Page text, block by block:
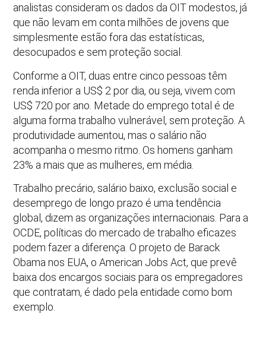
analistas consideram os dados da OIT modestos, já
que não levam em conta milhões de jovens que
simplesmente estão fora das estatísticas,
desocupados e sem proteção social.
Conforme a OIT, duas entre cinco pessoas têm
renda inferior a US$ 2 por dia, ou seja, vivem com
US$ 720 por ano. Metade do emprego total é de
alguma forma trabalho vulnerável, sem proteção. A
produtividade aumentou, mas o salário não
acompanha o mesmo ritmo. Os homens ganham
23% a mais que as mulheres, em média.
Trabalho precário, salário baixo, exclusão social e
desemprego de longo prazo é uma tendência
global, dizem as organizações internacionais. Para a
OCDE, políticas do mercado de trabalho eficazes
podem fazer a diferença. O projeto de Barack
Obama nos EUA, o American Jobs Act, que prevê
baixa dos encargos sociais para os empregadores
que contratam, é dado pela entidade como bom
exemplo.